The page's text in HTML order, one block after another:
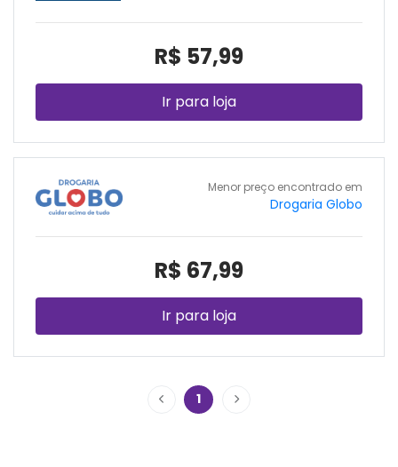
R$ 57,99
Ir para loja
Menor preço encontrado em
Drogaria Globo
R$ 67,99
Ir para loja
1